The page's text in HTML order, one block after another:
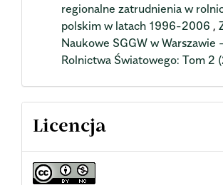
regionalne zatrudnienia w
polskim w latach 1996-2006 ,
Naukowe SGGW w Warszawie
Rolnictwa Światowego: Tom 2
Licencja